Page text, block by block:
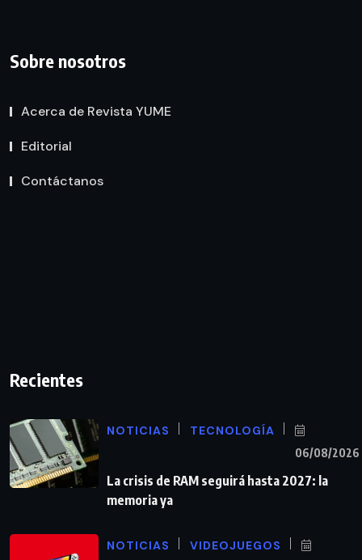
Sobre nosotros
Acerca de Revista YUME
Editorial
Contáctanos
Recientes
NOTICIAS TECNOLOGÍA
06/08/2026
La crisis de RAM seguirá hasta 2027: la
memoria ya
NOTICIAS VIDEOJUEGOS